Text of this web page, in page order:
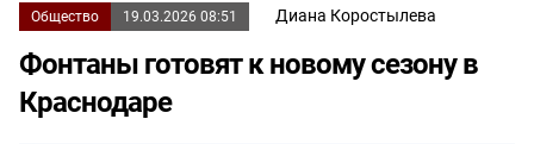
Общество 19.03.2026 08:51 Диана Коростылева
Фонтаны готовят к новому сезону в
Краснодаре